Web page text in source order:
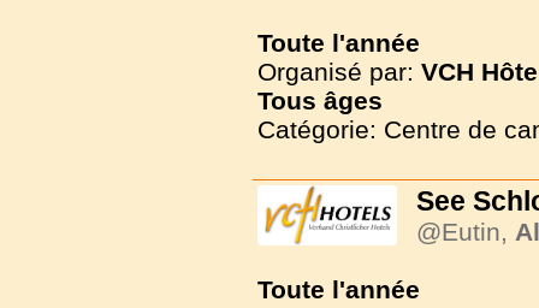
Toute l'année
Organisé par: VCH
Tous âges
Catégorie: Centre de
See
@Eutin,
Toute l'année